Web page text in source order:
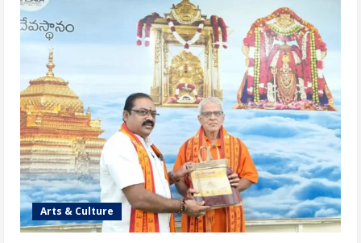
Arts & Culture